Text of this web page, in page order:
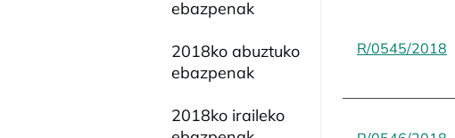
ebazpenak
2018ko abuztuko
ebazpenak
2018ko iraileko
R/0545/2018